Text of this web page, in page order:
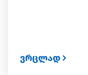
ვრცლად